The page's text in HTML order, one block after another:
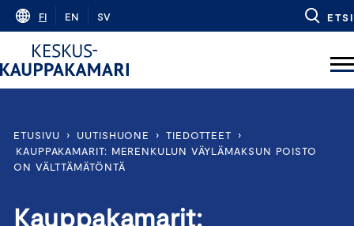
Skip
content
FI EN SV ETSI
ETUSIVU › UUTISHUONE › TIEDOTTEET
›
KAUPPAKAMARIT: MERENKULUN VÄYLÄMAKSUN POISTO
ON VÄLTTÄMÄTÖNTÄ
Kauppakamarit: